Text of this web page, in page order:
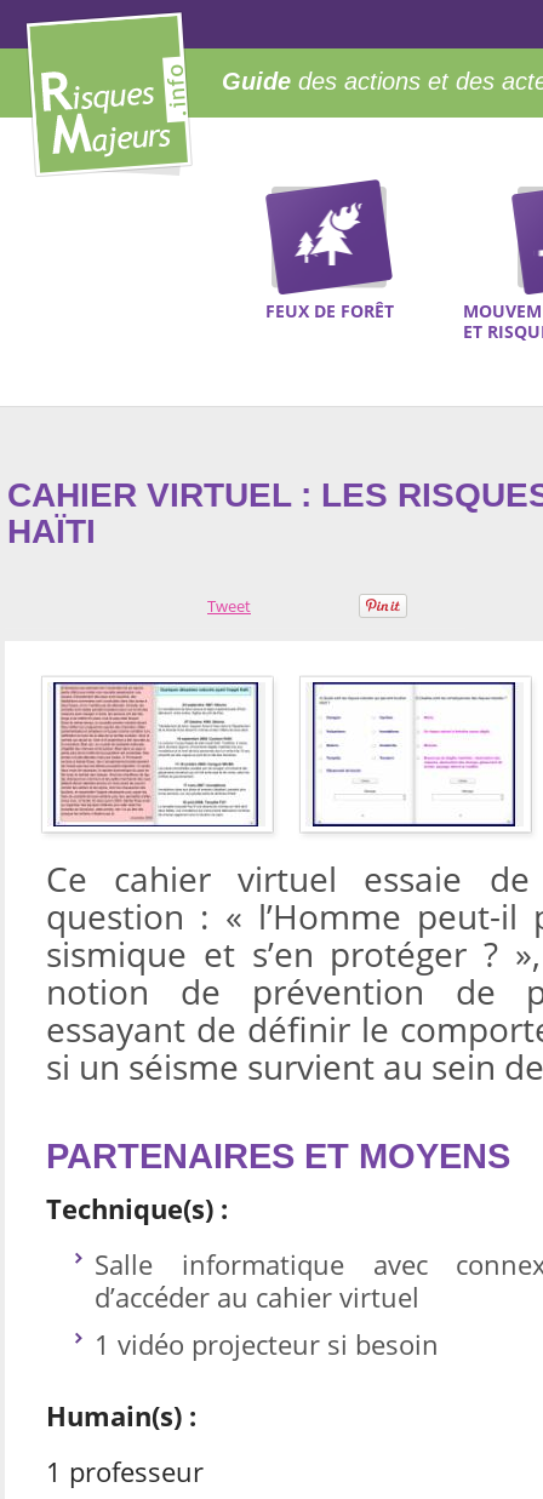
Guide des actions et des
FEUX DE FORÊT
ET
CAHIER VIRTUEL : LES
HAÏTI
Tweet
Ce cahier virtuel essaie
question : « l’Homme peut-il
sismique et s’en protéger ?
notion de prévention de
essayant de définir le
si un séisme survient au sein
PARTENAIRES ET MOYENS
Technique(s) :
Salle informatique avec
d’accéder au cahier virtuel
1 vidéo projecteur si besoin
Humain(s) :
1 professeur